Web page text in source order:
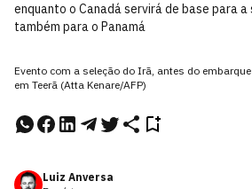
enquanto o Canadá servirá de base para
também para o Panamá
Evento com a seleção do Irã, antes do
em Teerã (Atta Kenare/AFP)
Luiz Anversa